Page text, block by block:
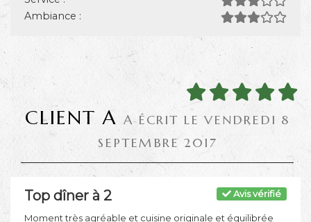
Ambiance :
CLIENT A A ÉCRIT LE VENDREDI 8
SEPTEMBRE 2017
Avis vérifié
Top dîner à 2
Moment très agréable et cuisine originale et équilibrée